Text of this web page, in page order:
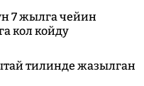
7 жылга чейин
кол койду
тилинде жазылган